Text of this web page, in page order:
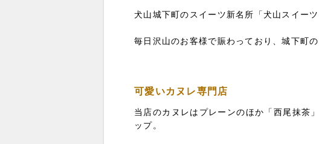
犬山城下町のスイーツ新名所「犬山スイー
毎日沢山のお客様で賑わっており、城下町
可愛いカヌレ専門店
当店のカヌレはプレーンのほか「西尾抹茶
ップ。